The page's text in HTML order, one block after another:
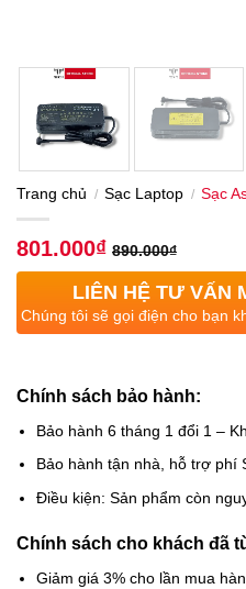
Trang chủ / Sạc Laptop / Sạc
801.000₫ 890.000₫
LIÊN HỆ TƯ VẤN
Chúng tôi sẽ gọi điện cho bạn
Chính sách bảo hành:
Bảo hành 6 tháng 1 đổi 1 –
Bảo hành tận nhà, hỗ trợ phí
Điều kiện: Sản phẩm còn
Chính sách cho khách đã
Giảm giá 3% cho lần mua